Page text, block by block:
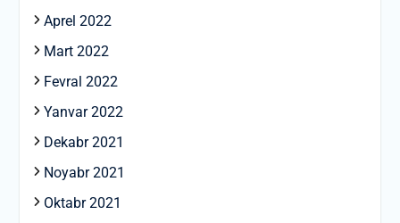
Aprel 2022
Mart 2022
Fevral 2022
Yanvar 2022
Dekabr 2021
Noyabr 2021
Oktabr 2021